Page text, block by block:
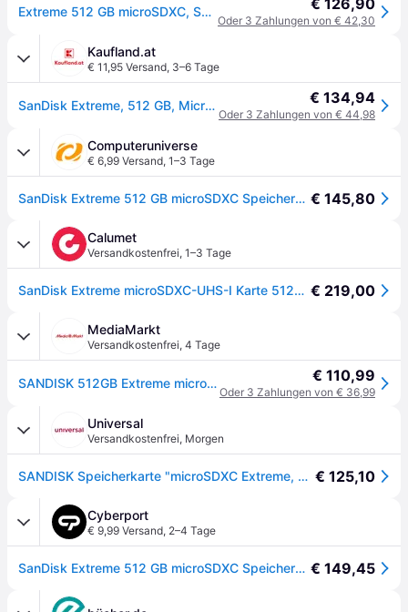
Extreme 512 GB microSDXC, Speicherkarte € 126,90
Oder 3 Zahlungen von € 42,30
Kaufland.at
€ 11,95 Versand, 3–6 Tage
SanDisk Extreme, 512 GB, MicroSDHC, Klasse 10, UHS-I, 190 MB/s, 130 MB/s € 134,94
Oder 3 Zahlungen von € 44,98
Computeruniverse
€ 6,99 Versand, 1–3 Tage
SanDisk Extreme 512 GB microSDXC Speicherkarte Kit (2022) bis 190 MB/s, C10, U3 € 145,80
Calumet
Versandkostenfrei, 1–3 Tage
SanDisk Extreme microSDXC-UHS-I Karte 512GB mit SD Adapter € 219,00
MediaMarkt
Versandkostenfrei, 4 Tage
SANDISK 512GB Extreme microSDXC Karte + SD-Adapter + RescuePro Deluxe bis zu 190 MB/s mit App-Performance A2 UHS-I Class 10 U3 V30; Speicherkarte - Mehrfarbig € 110,99
Oder 3 Zahlungen von € 36,99
Universal
Versandkostenfrei, Morgen
SANDISK Speicherkarte "microSDXC Extreme, Adapter, 1 Jahr RescuePRO Deluxe", bunt (rot, goldfarben), 512 GB, Speicherkarten, Speicherkarte € 125,10
Cyberport
€ 9,99 Versand, 2–4 Tage
SanDisk Extreme 512 GB microSDXC Speicherkarte Kit (2022) bis 190 MB/s, C10, U3 € 149,45